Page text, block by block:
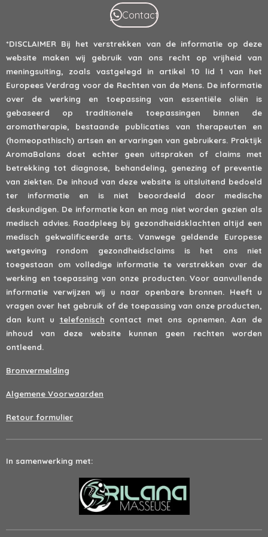
Contact
*DISCLAIMER Bij het verstrekken van de informatie op deze
website maken wij gebruik van ons recht op vrijheid van
meningsuiting, zoals vastgelegd in artikel 10 lid 1 van het
Europees Verdrag voor de Rechten van de Mens. De informatie
over de werking en toepassing van essentiële oliën is
gebaseerd op traditionele toepassingen binnen de
aromatherapie, bestaande publicaties van therapeuten en
(homeopathisch) artsen en ervaringen van gebruikers. Praktijk
AromaBalans doet echter geen uitspraken of claims met
betrekking tot diagnose, behandeling, genezing of preventie
van ziekten. De inhoud van deze website is uitsluitend bedoeld
ter informatie en is niet beoordeeld door medische
deskundigen. De informatie kan en mag niet worden gezien als
medisch advies. Raadpleeg bij gezondheidsklachten altijd een
medisch gekwalificeerde arts. Vanwege geldende Europese
wetgeving rondom gezondheidsclaims is het ons niet
toegestaan om volledige informatie te verstrekken over de
werking en toepassing van onze producten. Voor aanvullende
informatie verwijzen wij u naar openbare bronnen. Heeft u
vragen over het gebruik of de toepassing van onze producten,
dan kunt u telefonisch contact met ons opnemen. Aan de
inhoud van deze website kunnen geen rechten worden
ontleend.
Bronvermelding
Algemene Voorwaarden
Retour formulier
In samenwerking met: